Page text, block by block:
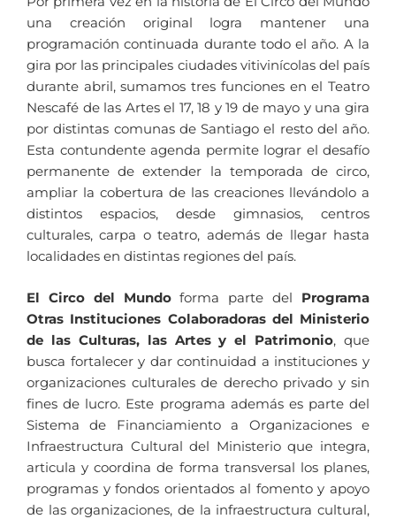
una creación original logra mantener una
programación continuada durante todo el año. A la
gira por las principales ciudades vitivinícolas del país
durante abril, sumamos tres funciones en el Teatro
Nescafé de las Artes el 17, 18 y 19 de mayo y una gira
por distintas comunas de Santiago el resto del año.
Esta contundente agenda permite lograr el desafío
permanente de extender la temporada de circo,
ampliar la cobertura de las creaciones llevándolo a
distintos espacios, desde gimnasios, centros
culturales, carpa o teatro, además de llegar hasta
localidades en distintas regiones del país.
El Circo del Mundoforma parte del Programa
Otras Instituciones Colaboradoras del Ministerio
de las Culturas, las Artes y el Patrimonio, que
busca fortalecer y dar continuidad a instituciones y
organizaciones culturales de derecho privado y sin
fines de lucro. Este programa además es parte del
Sistema de Financiamiento a Organizaciones e
Infraestructura Cultural del Ministerio que integra,
articula y coordina de forma transversal los planes,
programas y fondos orientados al fomento y apoyo
de las organizaciones, de la infraestructura cultural,